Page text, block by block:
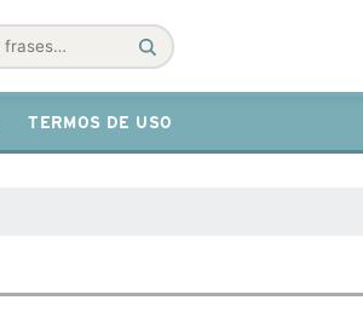
TERMOS DE USO